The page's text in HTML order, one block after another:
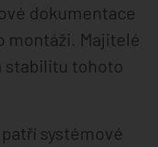
dokumentace
montáži. Majitelé
stabilitu tohoto
systémové